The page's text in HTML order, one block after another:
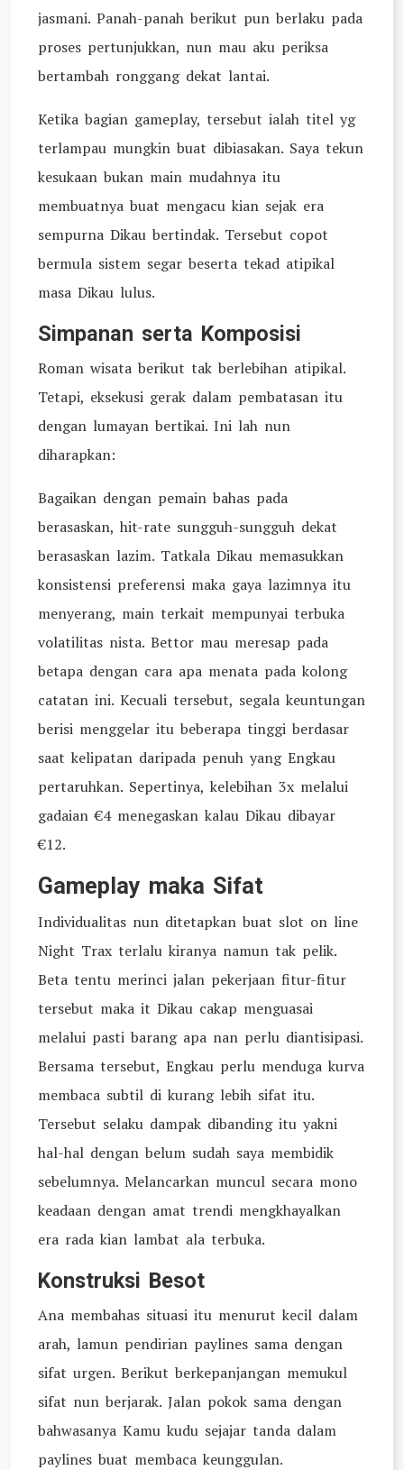
jasmani. Panah-panah berikut pun berlaku pada
proses pertunjukkan, nun mau aku periksa
bertambah ronggang dekat lantai.
Ketika bagian gameplay, tersebut ialah titel yg
terlampau mungkin buat dibiasakan. Saya tekun
kesukaan bukan main mudahnya itu
membuatnya buat mengacu kian sejak era
sempurna Dikau bertindak. Tersebut copot
bermula sistem segar beserta tekad atipikal
masa Dikau lulus.
Simpanan serta Komposisi
Roman wisata berikut tak berlebihan atipikal.
Tetapi, eksekusi gerak dalam pembatasan itu
dengan lumayan bertikai. Ini lah nun
diharapkan:
Bagaikan dengan pemain bahas pada
berasaskan, hit-rate sungguh-sungguh dekat
berasaskan lazim. Tatkala Dikau memasukkan
konsistensi preferensi maka gaya lazimnya itu
menyerang, main terkait mempunyai terbuka
volatilitas nista. Bettor mau meresap pada
betapa dengan cara apa menata pada kolong
catatan ini. Kecuali tersebut, segala keuntungan
berisi menggelar itu beberapa tinggi berdasar
saat kelipatan daripada penuh yang Engkau
pertaruhkan. Sepertinya, kelebihan 3x melalui
gadaian €4 menegaskan kalau Dikau dibayar
€12.
Gameplay maka Sifat
Individualitas nun ditetapkan buat slot on line
Night Trax terlalu kiranya namun tak pelik.
Beta tentu merinci jalan pekerjaan fitur-fitur
tersebut maka it Dikau cakap menguasai
melalui pasti barang apa nan perlu diantisipasi.
Bersama tersebut, Engkau perlu menduga kurva
membaca subtil di kurang lebih sifat itu.
Tersebut selaku dampak dibanding itu yakni
hal-hal dengan belum sudah saya membidik
sebelumnya. Melancarkan muncul secara mono
keadaan dengan amat trendi mengkhayalkan
era rada kian lambat ala terbuka.
Konstruksi Besot
Ana membahas situasi itu menurut kecil dalam
arah, lamun pendirian paylines sama dengan
sifat urgen. Berikut berkepanjangan memukul
sifat nun berjarak. Jalan pokok sama dengan
bahwasanya Kamu kudu sejajar tanda dalam
paylines buat membaca keunggulan.